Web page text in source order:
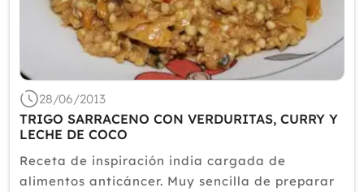
2013
Diciembre
Noviembre
Octubre
Agosto
Julio
Junio
Mayo
28/06/2013
TRIGO SARRACENO CON VERDURITAS, CURRY Y
LECHE DE COCO
Receta de inspiración india cargada de
alimentos anticáncer. Muy sencilla de preparar